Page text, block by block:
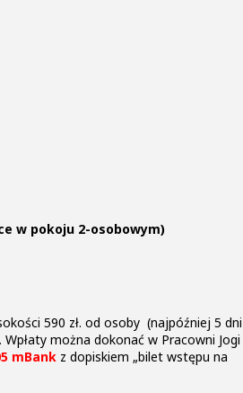
w pokoju 2-osobowym)
590 zł. od osoby (najpóźniej 5 dni
można dokonać w Pracowni Jogi
mBank z dopiskiem „bilet wstępu na